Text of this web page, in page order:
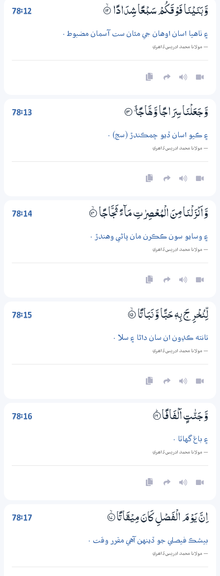
78:12 وَّبَنَيْنَا فَوْقَكُمْ سَبْعًا شِدَادًا ۝ۙ12
۽ ٺاهيا اسان اوهان جي مٿان ست آسمان مضبوط .
— مولانا محمد ادريس ڏاھري
78:13 وَّجَعَلْنَا سِرَاجًا وَّهَّاجًا ۽ ؀13
۽ ڪيو اسان ڏيو چمڪندڙ (سج) .
— مولانا محمد ادريس ڏاھري
78:14 وَّاَنْزَلْنَا مِنَ الْمُعْــصِرٰتِ مَاۗءً ثَجَّاجًا ؀ۙ14
۽ وسايو سون ڪڪرن مان پاڻي وهندڙ .
— مولانا محمد ادريس ڏاھري
78:15 لِّنُخْرِجَ بِهٖ حَبًّا وَّنَبَاتًا ؀ۙ15
تانته ڪڍون ان سان داڻا ۽ سلا .
— مولانا محمد ادريس ڏاھري
78:16 وَّجَنّٰتٍ اَلْفَافًا ؀ۭ16
۽ باغ گهاٽا .
— مولانا محمد ادريس ڏاھري
78:17 اِنَّ يَوْمَ الْفَصْلِ كَانَ مِيْقَاتًا ؀ۙ17
بيشڪ فيصلي جو ڏينهن آهي مقرر وقت .
— مولانا محمد ادريس ڏاھري